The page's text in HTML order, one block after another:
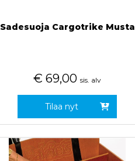
Sadesuoja Cargotrike Musta
€ 69,00 sis. alv
Tilaa nyt